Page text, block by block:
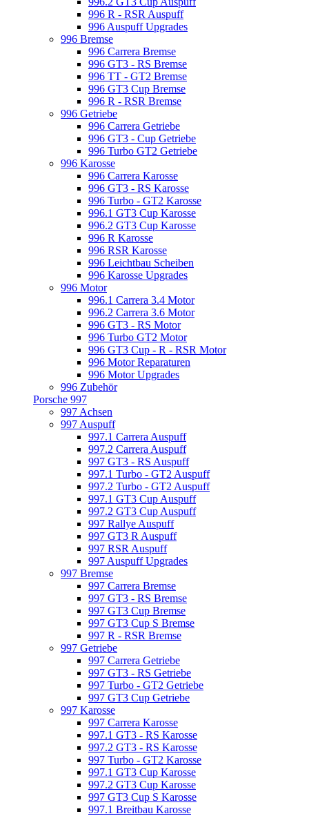
996 R - RSR Auspuff
996 Auspuff Upgrades
996 Bremse
996 Carrera Bremse
996 GT3 - RS Bremse
996 TT - GT2 Bremse
996 GT3 Cup Bremse
996 R - RSR Bremse
996 Getriebe
996 Carrera Getriebe
996 GT3 - Cup Getriebe
996 Turbo GT2 Getriebe
996 Karosse
996 Carrera Karosse
996 GT3 - RS Karosse
996 Turbo - GT2 Karosse
996.1 GT3 Cup Karosse
996.2 GT3 Cup Karosse
996 R Karosse
996 RSR Karosse
996 Leichtbau Scheiben
996 Karosse Upgrades
996 Motor
996.1 Carrera 3.4 Motor
996.2 Carrera 3.6 Motor
996 GT3 - RS Motor
996 Turbo GT2 Motor
996 GT3 Cup - R - RSR Motor
996 Motor Reparaturen
996 Motor Upgrades
996 Zubehör
Porsche 997
997 Achsen
997 Auspuff
997.1 Carrera Auspuff
997.2 Carrera Auspuff
997 GT3 - RS Auspuff
997.1 Turbo - GT2 Auspuff
997.2 Turbo - GT2 Auspuff
997.1 GT3 Cup Auspuff
997.2 GT3 Cup Auspuff
997 Rallye Auspuff
997 GT3 R Auspuff
997 RSR Auspuff
997 Auspuff Upgrades
997 Bremse
997 Carrera Bremse
997 GT3 - RS Bremse
997 GT3 Cup Bremse
997 GT3 Cup S Bremse
997 R - RSR Bremse
997 Getriebe
997 Carrera Getriebe
997 GT3 - RS Getriebe
997 Turbo - GT2 Getriebe
997 GT3 Cup Getriebe
997 Karosse
997 Carrera Karosse
997.1 GT3 - RS Karosse
997.2 GT3 - RS Karosse
997 Turbo - GT2 Karosse
997.1 GT3 Cup Karosse
997.2 GT3 Cup Karosse
997 GT3 Cup S Karosse
997.1 Breitbau Karosse